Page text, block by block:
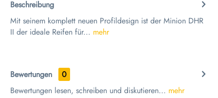
Beschreibung
Mit seinem komplett neuen Profildesign ist der Minion DHR
II der ideale Reifen für... mehr
Bewertungen
0
Bewertungen lesen, schreiben und diskutieren... mehr